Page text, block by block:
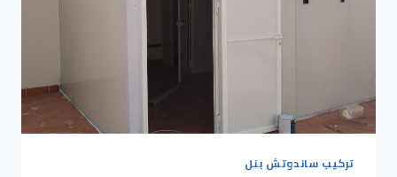
تركيب ساندوتش بنل